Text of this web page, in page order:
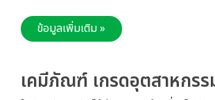
ข้อมูลเพิ่มเติม »
เคมีภัณฑ์ เกรดอุตสาหกรร